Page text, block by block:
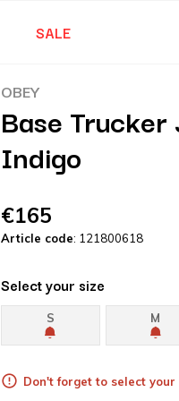
SALE
OBEY
Base
Indigo
€165
Article code: 121800618
Select your size
S M
Don't forget to select your